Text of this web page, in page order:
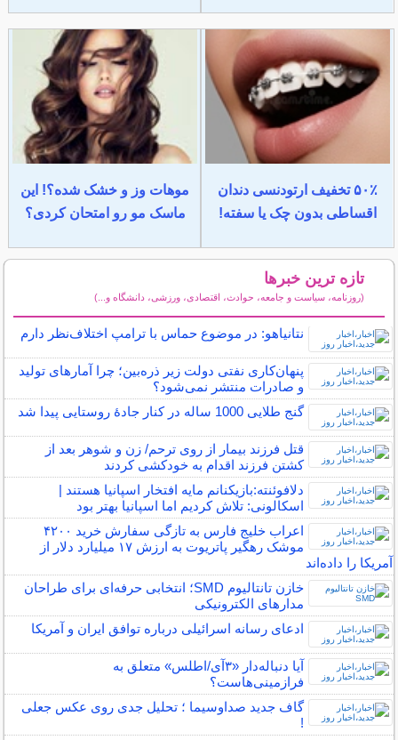
۵۰٪ تخفیف ارتودنسی دندان
اقساطی بدون چک یا سفته!
موهات وز و خشک شده؟! این
ماسک مو رو امتحان کردی؟
تازه ترین خبرها
(روزنامه، سیاست و جامعه، حوادث، اقتصادی، ورزشی، دانشگاه و...)
نتانیاهو: در موضوع حماس با ترامپ اختلاف‌نظر دارم
پنهان‌کاری نفتی دولت زیر ذره‌بین؛ چرا آمارهای تولید
و صادرات منتشر نمی‌شود؟
گنج طلایی 1000 ساله در کنار جادۀ روستایی پیدا شد
قتل فرزند بیمار از روی ترحم/ زن و شوهر بعد از
کشتن فرزند اقدام به خودکشی کردند
دلافوئنته:بازیکنانم مایه افتخار اسپانیا هستند |
اسکالونی: تلاش کردیم اما اسپانیا بهتر بود
اعراب خلیج فارس به تازگی سفارش خرید ۴۲۰۰
موشک رهگیر پاتریوت به ارزش ۱۷ میلیارد دلار از
آمریکا را داده‌اند
خازن تانتالیوم SMD؛ انتخابی حرفه‌ای برای طراحان
مدارهای الکترونیکی
ادعای رسانه اسرائیلی درباره توافق ایران و آمریکا
آیا دنباله‌دار «۳آی/اطلس» متعلق به
فرازمینی‌هاست؟
گاف جدید صداوسیما ؛ تحلیل جدی روی عکس جعلی
!